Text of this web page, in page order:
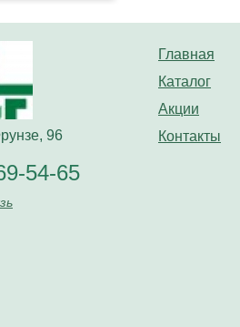
Главная
Каталог
Акции
Контакты
96
54-65